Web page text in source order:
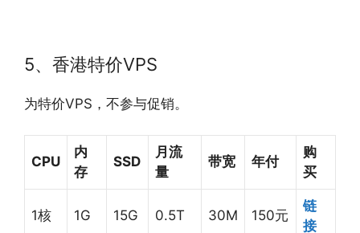
5、香港特价VPS
为特价VPS，不参与促销。
CPU
内
存
SSD
月流
量
带宽 年付
购
买
1核 1G 15G 0.5T 30M 150元
链
接